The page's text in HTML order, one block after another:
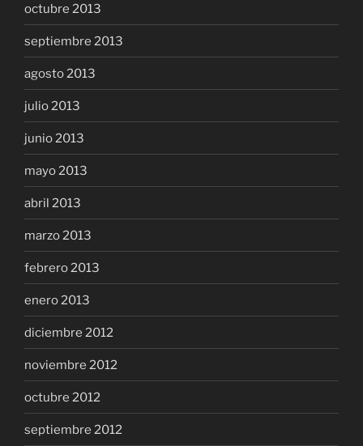
octubre 2013
septiembre 2013
agosto 2013
julio 2013
junio 2013
mayo 2013
abril 2013
marzo 2013
febrero 2013
enero 2013
diciembre 2012
noviembre 2012
octubre 2012
septiembre 2012